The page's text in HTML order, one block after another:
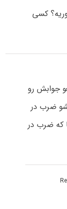
کسی
درست رو ضرب در ۳ و بعو جوابش رو
ضرب در
که ضرب در